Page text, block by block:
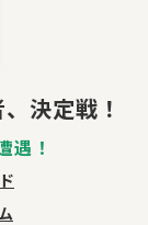
決定戦！
遇！